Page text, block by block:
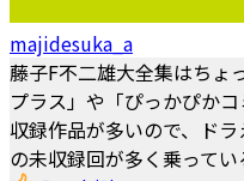
majidesuka_a
藤子F不二雄大全集はちょ
プラス」や「ぴっかぴか
収録作品が多いので、ド
の未収録回が多く乗って